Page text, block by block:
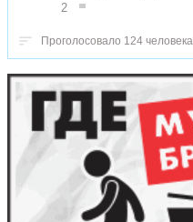
2
Проголосовало 124 человека